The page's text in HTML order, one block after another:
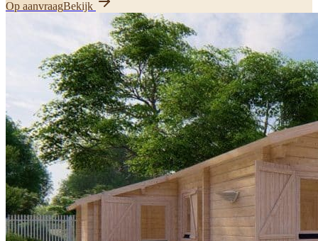
Op aanvraagBekijk